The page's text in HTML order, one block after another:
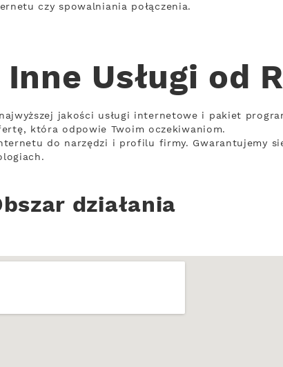
czy spowalniania połączenia.
Usługi od
jakości usługi internetowe i pakiet
która odpowie Twoim oczekiwaniom.
do narzędzi i profilu firmy. Gwarantujemy
działania